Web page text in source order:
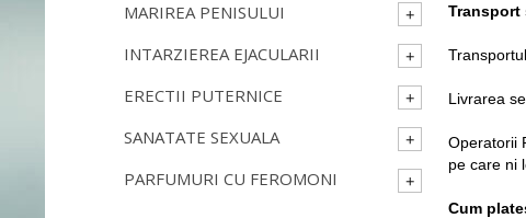
Transport
Livrarea
Operatorii
pe care ni
Cum
MARIREA PENISULUI
INTARZIEREA EJACULARII
ERECTII PUTERNICE
SANATATE SEXUALA
PARFUMURI CU FEROMONI